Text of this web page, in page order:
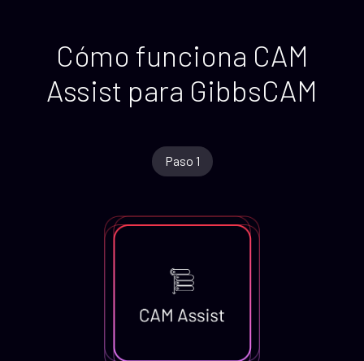
Cómo funciona CAM
Assist para GibbsCAM
Paso 1